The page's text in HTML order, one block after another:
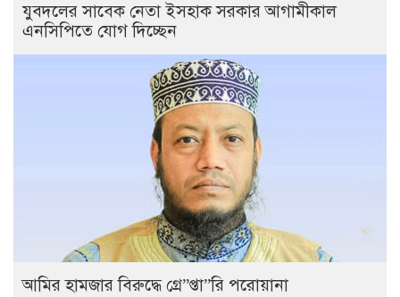
যুবদলের সাবেক নেতা ইসহাক সরকার আগামীকাল
এনসিপিতে যোগ দিচ্ছেন
আমির হামজার বিরুদ্ধে গ্রে”প্তা”রি পরোয়ানা